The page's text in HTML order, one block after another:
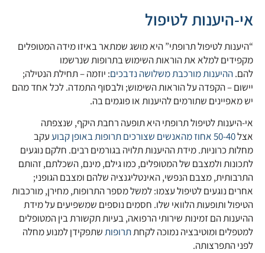
אי-היענות לטיפול
“היענות לטיפול תרופתי” היא מושג שמתאר באיזו מידה המטופלים
מקפידים למלא את הוראות השימוש בתרופות שנרשמו
להם.ההיענות מורכבת משלושה נדבכים: יוזמה – תחילת הנטילה;
יישום – הקפדה על הוראות השימוש; ולבסוף התמדה. לכל אחד מהם
יש מאפיינים שתורמים להיענות או פוגמים בה.
אי-היענות לטיפול תרופתי היא תופעה רחבת היקף, שנצפתה
אצל50-40 אחוז מהאנשים שצורכים תרופות באופן קבוע
עקב
מחלות כרוניות. מידת ההיענות תלויה בגורמים רבים. חלקם נוגעים
לתכונות ולמצבם של המטופלים, כמו גילם, מינם, השכלתם, זהותם
התרבותית, מצבם הנפשי, האינטליגנציה שלהם ומצבם הגופני;
אחרים נוגעים לטיפול עצמו: למשל מספר התרופות, מחירן, מורכבות
הטיפול ותופעות הלוואי שלו. חסמים נוספים שמשפיעים על מידת
ההיענות הם זמינות שירותי הרפואה, בעיות תקשורת בין המטופלים
למטפלים ומוטיבציה נמוכה לקחתתרופותשתפקידן למנוע מחלה
לפני התפרצותה.